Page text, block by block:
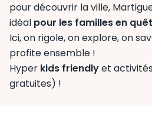
pour découvrir la ville,
idéal pour les familles en
Ici, on rigole, on explore, on
profite ensemble !
Hyper kids friendlyet
gratuites) !